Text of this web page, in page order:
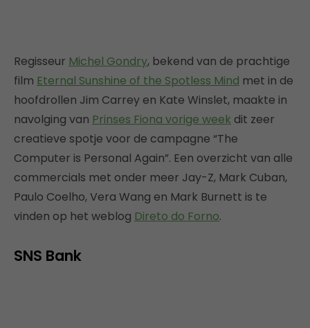
Regisseur Michel Gondry, bekend van de prachtige
film Eternal Sunshine of the Spotless Mind met in de
hoofdrollen Jim Carrey en Kate Winslet, maakte in
navolging van Prinses Fiona vorige week dit zeer
creatieve spotje voor de campagne “The
Computer is Personal Again”. Een overzicht van alle
commercials met onder meer Jay-Z, Mark Cuban,
Paulo Coelho, Vera Wang en Mark Burnett is te
vinden op het weblog Direto do Forno.
SNS Bank